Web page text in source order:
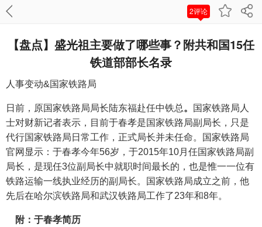
2评论
【盘点】盛光祖主要做了哪些事？附共和国15任
铁道部部长名录
人事变动&国家铁路局
日前，原国家铁路局局长陆东福赴任中铁总。
国家铁路局人
士对财新记者表示，目前于春孝是国家铁路局副局长，只是
代行国家铁路局日常工作，正式局长并未任命。国家铁路局
官网显示：于春孝今年56岁，于2015年10月任国家铁路局副
局长，是现任3位副局长中就职时间最长的，也是惟一一位有
铁路运输一线执业经历的副局长。国家铁路局成立之前，他
先后在哈尔滨铁路局和武汉铁路局工作了23年和8年。
附：于春孝简历